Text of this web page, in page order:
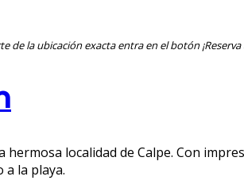
la ubicación exacta entra en el botón ¡Reserva
localidad de Calpe. Con
la playa.